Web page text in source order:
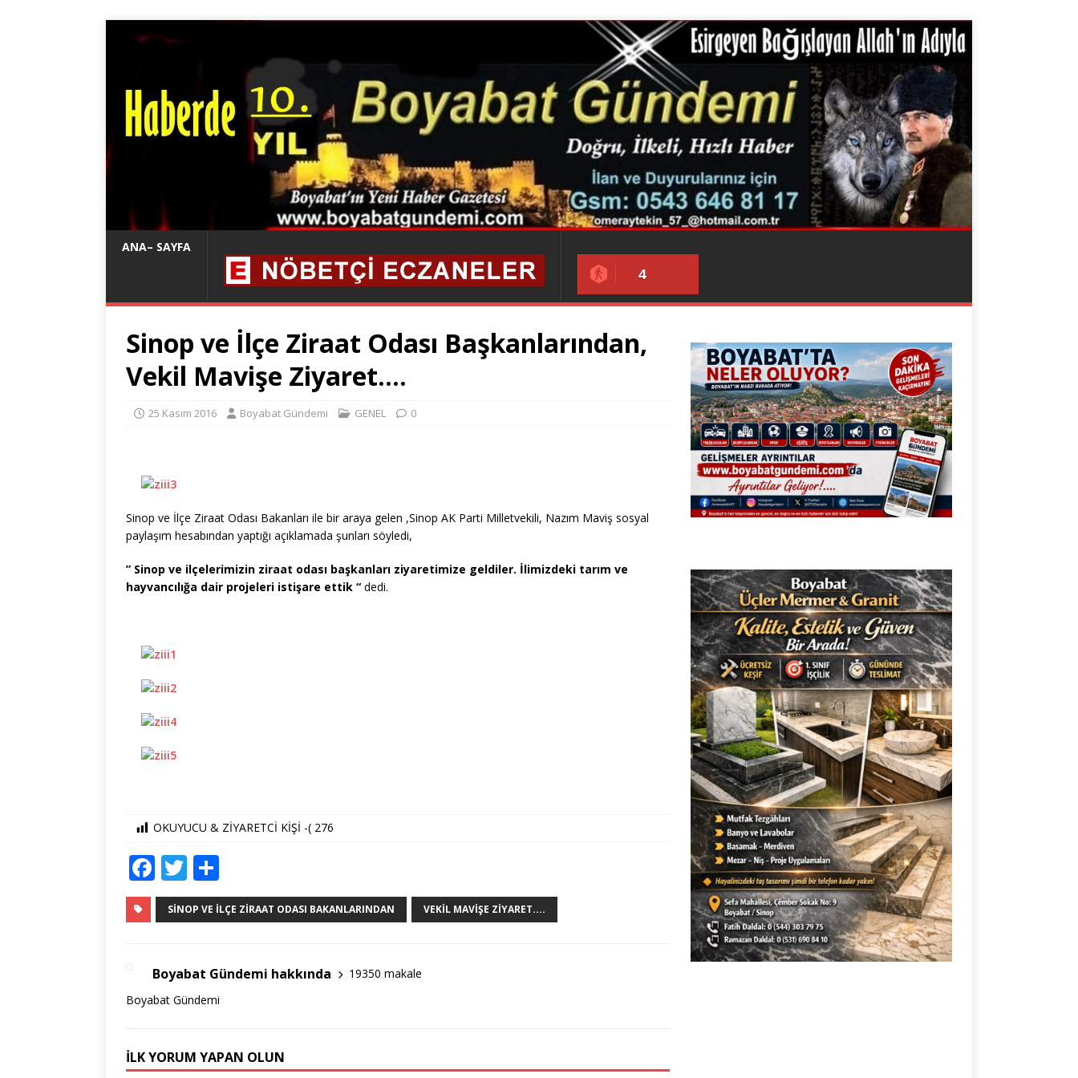
ANA– SAYFA
4
Sinop ve İlçe Ziraat Odası Başkanlarından,
Vekil Mavişe Ziyaret….
25 Kasım 2016 Boyabat Gündemi GENEL 0
Sinop ve İlçe Ziraat Odası Bakanları ile bir araya gelen ,Sinop AK Parti Milletvekili, Nazım Maviş sosyal
paylaşım hesabından yaptığı açıklamada şunları söyledi,
” Sinop ve ilçelerimizin ziraat odası başkanları ziyaretimize geldiler. İlimizdeki tarım ve
hayvancılığa dair projeleri istişare ettik “ dedi.
OKUYUCU & ZİYARETCİ KİŞİ -( 276
F
a
c
b
o
k
T
w
it
r
h
ar
SINOP VE İLÇE ZIRAAT ODASI BAKANLARINDAN VEKIL MAVIŞE ZIYARET....
Boyabat Gündemi hakkında
19350 makale
Boyabat Gündemi
İLK YORUM YAPAN OLUN